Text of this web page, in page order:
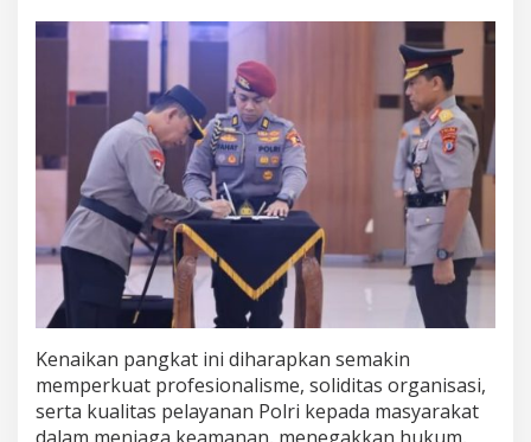
Kenaikan pangkat ini diharapkan semakin
memperkuat profesionalisme, soliditas organisasi,
serta kualitas pelayanan Polri kepada masyarakat
dalam menjaga keamanan, menegakkan hukum,